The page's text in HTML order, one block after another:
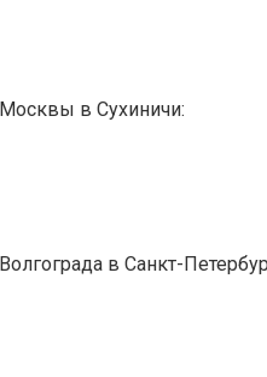
в Сухиничи:
в Санкт-